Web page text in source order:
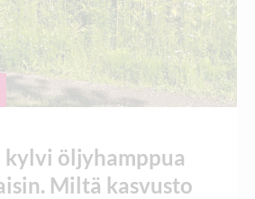
öljyhamppua
Miltä kasvusto